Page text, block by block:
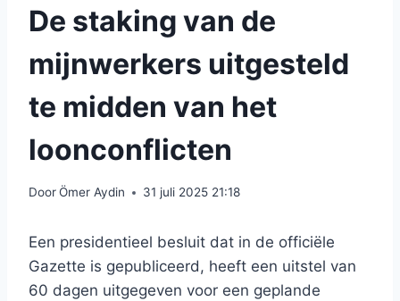
De staking van de
mijnwerkers uitgesteld
te midden van het
loonconflicten
DoorÖmer Aydin 31 juli 2025 21:18
Een presidentieel besluit dat in de officiële
Gazette is gepubliceerd, heeft een uitstel van
60 dagen uitgegeven voor een geplande